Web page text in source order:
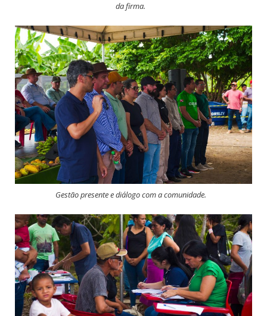
da firma.
Gestão presente e diálogo com a comunidade.